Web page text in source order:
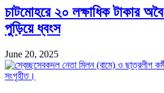
চাটমোহরে ২০ লক্ষাধিক টাকার
পুড়িয়ে ধ্বংস
June 20, 2025